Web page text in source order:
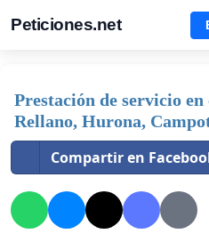
Peticiones.net
Prestación de servicio
Rellano, Hurona,
Compartir en